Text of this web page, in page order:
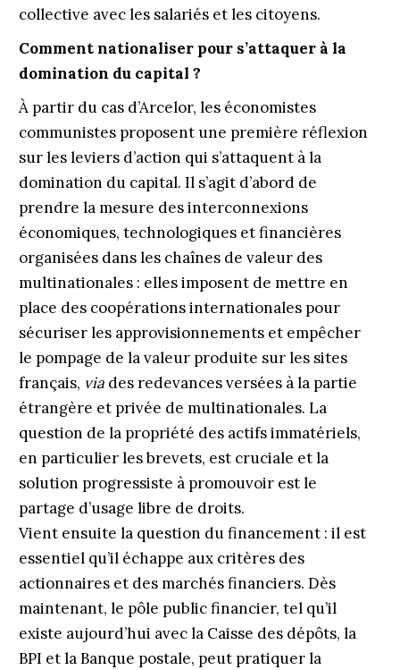
collective avec les salariés et les citoyens.
Comment nationaliser pour s’attaquer à la
domination du capital ?
À partir du cas d’Arcelor, les économistes
communistes proposent une première réflexion
sur les leviers d’action qui s’attaquent à la
domination du capital. Il s’agit d’abord de
prendre la mesure des interconnexions
économiques, technologiques et financières
organisées dans les chaînes de valeur des
multinationales : elles imposent de mettre en
place des coopérations internationales pour
sécuriser les approvisionnements et empêcher
le pompage de la valeur produite sur les sites
français, viades redevances versées à la partie
étrangère et privée de multi­na­tionales. La
question de la propriété des actifs immatériels,
en particulier les brevets, est cruciale et la
solution progressiste à promouvoir est le
partage d’usage libre de droits.
Vient ensuite la question du financement : il est
essentiel qu’il échappe aux critères des
actionnaires et des marchés financiers. Dès
maintenant, le pôle public financier, tel qu’il
existe aujourd’hui avec la Caisse des dépôts, la
BPI et la Banque postale, peut pratiquer la